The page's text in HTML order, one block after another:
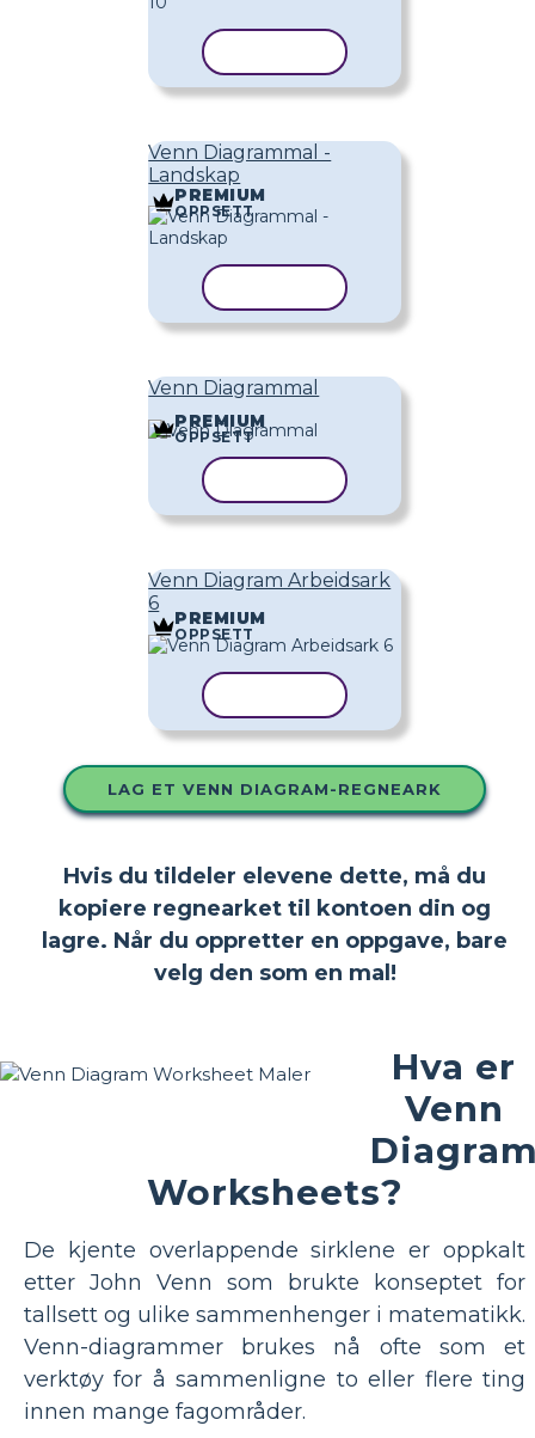
Venn Diagrammal -
Landskap
PREMIUM
OPPSETT
Venn Diagrammal
PREMIUM
OPPSETT
Venn Diagram Arbeidsark
6
PREMIUM
OPPSETT
LAG ET VENN DIAGRAM-REGNEARK
Hvis du tildeler elevene dette, må du
kopiere regnearket til kontoen din og
lagre. Når du oppretter en oppgave, bare
velg den som en mal!
Hva er
Venn
Worksheets?
De kjente overlappende sirklene er oppkalt
etter John Venn som brukte konseptet for
tallsett og ulike sammenhenger i matematikk.
Venn-diagrammer brukes nå ofte som et
verktøy for å sammenligne to eller flere ting
innen mange fagområder.